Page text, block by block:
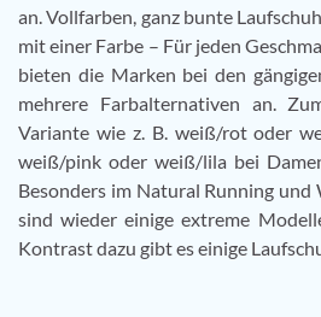
an. Vollfarben, ganz bunte
mit einer Farbe – Für jeden
bieten die Marken bei den
mehrere Farbalternativen an.
Variante wie z. B. weiß/rot oder
weiß/pink oder weiß/lila bei
Besonders im Natural Running
sind wieder einige extreme
Kontrast dazu gibt es einige